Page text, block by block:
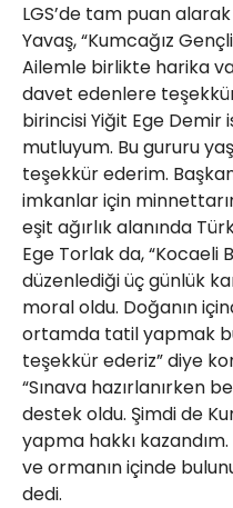
LGS’de tam puan
Yavaş, “Kumcağız
Ailemle birlikte harika
davet edenlere
birincisi Yiğit Ege Demir
mutluyum. Bu gururu
teşekkür ederim.
imkanlar için
eşit ağırlık alanında
Ege Torlak da, “Kocaeli
düzenlediği üç günlük
moral oldu. Doğanın
ortamda tatil yapmak
teşekkür ederiz” diye
“Sınava hazırlanırken
destek oldu. Şimdi de
yapma hakkı kazandım.
ve ormanın içinde
dedi.